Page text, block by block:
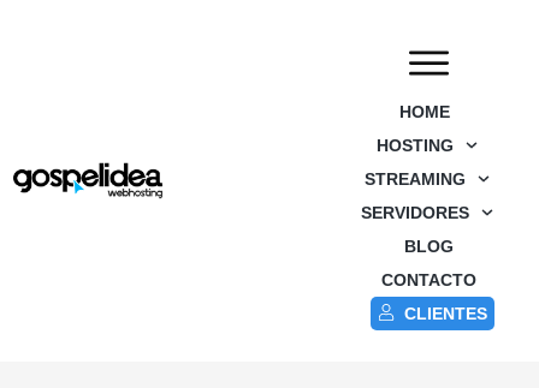
HOME
HOSTING
STREAMING
SERVIDORES
BLOG
CONTACTO
CLIENTES